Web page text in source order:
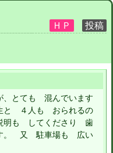
とても 混んでいます
と ４人も おられるの
明も してくださり 歯
。 又 駐車場も 広い